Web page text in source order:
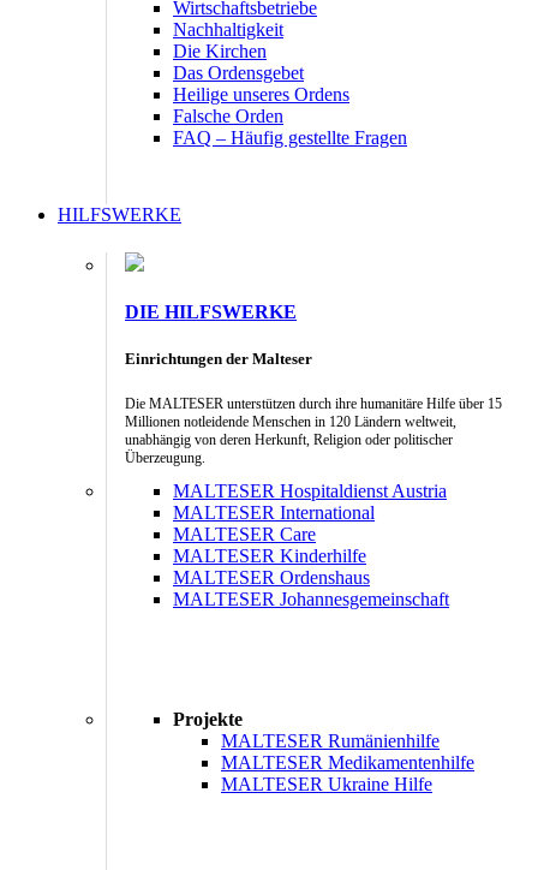
Wirtschaftsbetriebe
Nachhaltigkeit
Die Kirchen
Das Ordensgebet
Heilige unseres Ordens
Falsche Orden
FAQ – Häufig gestellte Fragen
HILFSWERKE
DIE HILFSWERKE
Einrichtungen der Malteser
Die MALTESER unterstützen durch ihre humanitäre Hilfe über 15
Millionen notleidende Menschen in 120 Ländern weltweit,
unabhängig von deren Herkunft, Religion oder politischer
Überzeugung.
MALTESER Hospitaldienst Austria
MALTESER International
MALTESER Care
MALTESER Kinderhilfe
MALTESER Ordenshaus
MALTESER Johannesgemeinschaft
Projekte
MALTESER Rumänienhilfe
MALTESER Medikamentenhilfe
MALTESER Ukraine Hilfe